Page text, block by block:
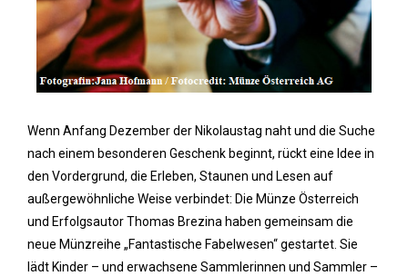
Wenn Anfang Dezember der Nikolaustag naht und die Suche
nach einem besonderen Geschenk beginnt, rückt eine Idee in
den Vordergrund, die Erleben, Staunen und Lesen auf
außergewöhnliche Weise verbindet: Die Münze Österreich
und Erfolgsautor Thomas Brezina haben gemeinsam die
neue Münzreihe „Fantastische Fabelwesen“ gestartet. Sie
lädt Kinder – und erwachsene Sammlerinnen und Sammler –